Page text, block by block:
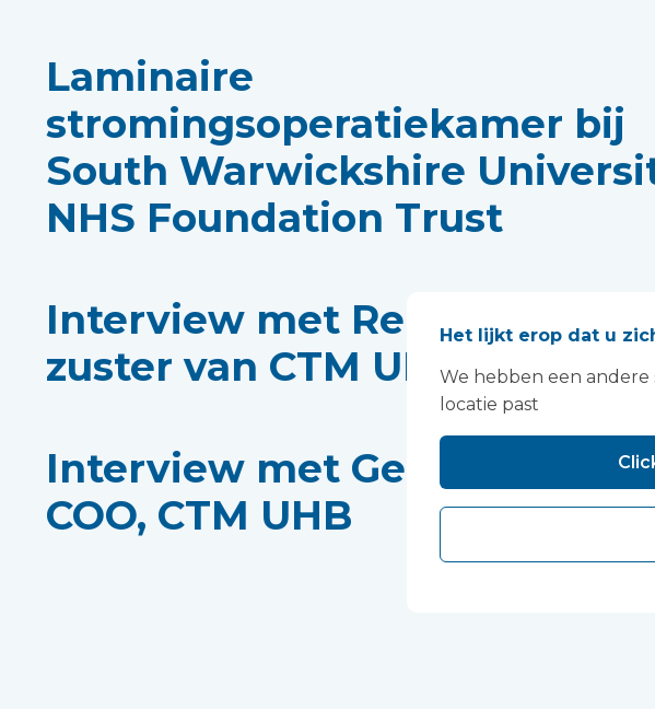
Laminaire
stromingsoperatiekamer bij
South Warwickshire
NHS Foundation Trust
Interview met Rebecca
zuster van CTM UHB
Interview met Gethin
COO, CTM UHB
Het lijkt erop dat u
We hebben een
locatie past